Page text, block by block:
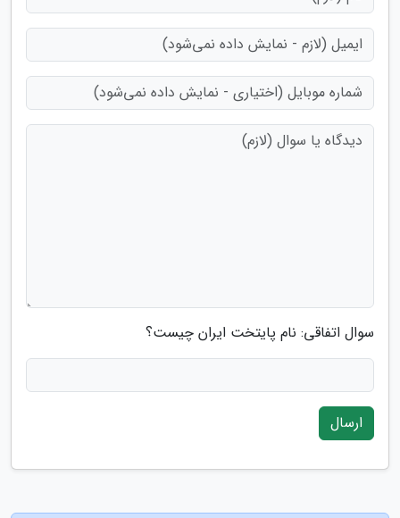
سوال اتفاقی: نام پایتخت ایران چیست؟
ارسال